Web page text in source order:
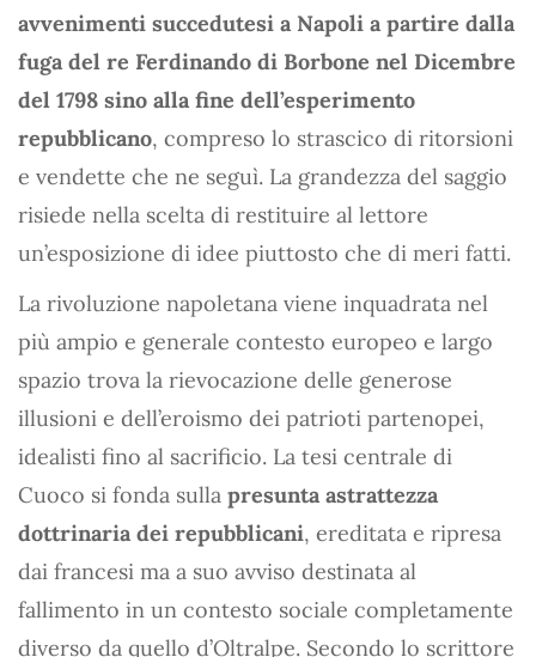
avvenimenti succedutesi a Napoli a partire dalla
fuga del re Ferdinando di Borbone nel Dicembre
del 1798 sino alla fine dell’esperimento
repubblicano, compreso lo strascico di ritorsioni
e vendette che ne seguì. La grandezza del saggio
risiede nella scelta di restituire al lettore
un’esposizione di idee piuttosto che di meri fatti.
La rivoluzione napoletana viene inquadrata nel
più ampio e generale contesto europeo e largo
spazio trova la rievocazione delle generose
illusioni e dell’eroismo dei patrioti partenopei,
idealisti fino al sacrificio. La tesi centrale di
Cuoco si fonda sulla presunta astrattezza
dottrinaria dei repubblicani, ereditata e ripresa
dai francesi ma a suo avviso destinata al
fallimento in un contesto sociale completamente
diverso da quello d’Oltralpe. Secondo lo scrittore